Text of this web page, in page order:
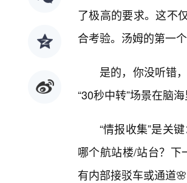
了极高的要求。这不
合考验。汤姆的第一
是的，你没听错
“30秒中转”场景在脑
“情报收集”是关
哪个航站楼/站台？下
有内部接驳车或通道